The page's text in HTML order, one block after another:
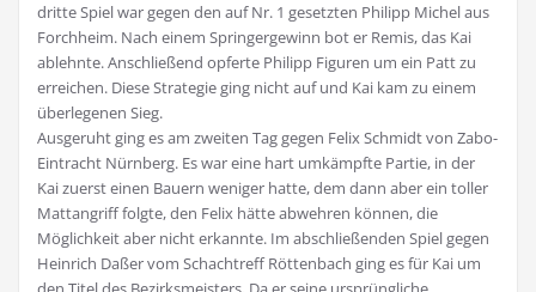
dritte Spiel war gegen den auf Nr. 1 gesetzten Philipp Michel aus
Forchheim. Nach einem Springergewinn bot er Remis, das Kai
ablehnte. Anschließend opferte Philipp Figuren um ein Patt zu
erreichen. Diese Strategie ging nicht auf und Kai kam zu einem
überlegenen Sieg.
Ausgeruht ging es am zweiten Tag gegen Felix Schmidt von Zabo-
Eintracht Nürnberg. Es war eine hart umkämpfte Partie, in der
Kai zuerst einen Bauern weniger hatte, dem dann aber ein toller
Mattangriff folgte, den Felix hätte abwehren können, die
Möglichkeit aber nicht erkannte. Im abschließenden Spiel gegen
Heinrich Daßer vom Schachtreff Röttenbach ging es für Kai um